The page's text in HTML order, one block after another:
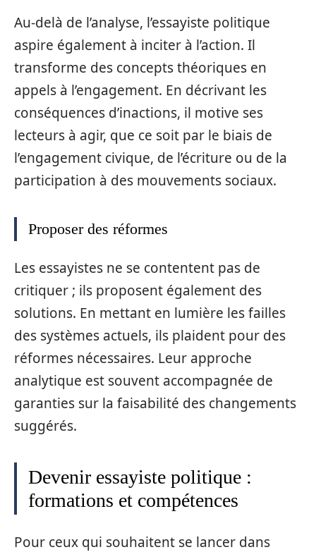
Au-delà de l’analyse, l’essayiste politique
aspire également à inciter à l’action. Il
transforme des concepts théoriques en
appels à l’engagement. En décrivant les
conséquences d’inactions, il motive ses
lecteurs à agir, que ce soit par le biais de
l’engagement civique, de l’écriture ou de la
participation à des mouvements sociaux.
Proposer des réformes
Les essayistes ne se contentent pas de
critiquer ; ils proposent également des
solutions. En mettant en lumière les failles
des systèmes actuels, ils plaident pour des
réformes nécessaires. Leur approche
analytique est souvent accompagnée de
garanties sur la faisabilité des changements
suggérés.
Devenir essayiste politique :
formations et compétences
Pour ceux qui souhaitent se lancer dans